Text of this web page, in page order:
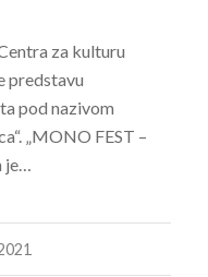
za kulturu
predstavu
pod nazivom
„MONO FEST –